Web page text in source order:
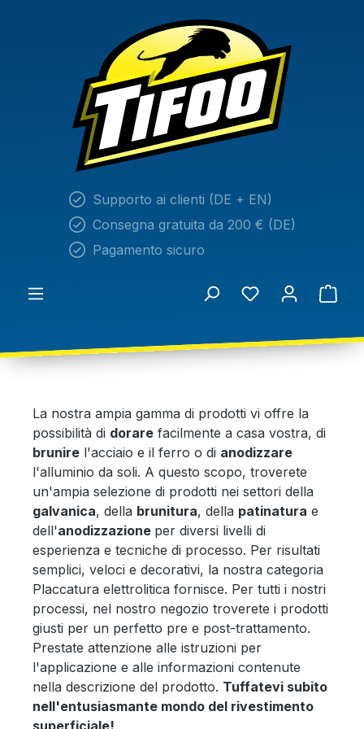
Supporto ai clienti (DE + EN)
Consegna gratuita da 200 € (DE)
Pagamento sicuro
La nostra ampia gamma di prodotti vi offre la
possibilità di dorare facilmente a casa vostra, di
brunire l'acciaio e il ferro o di anodizzare
l'alluminio da soli. A questo scopo, troverete
un'ampia selezione di prodotti nei settori della
galvanica, della brunitura, della patinatura e
dell'anodizzazione per diversi livelli di
esperienza e tecniche di processo. Per risultati
semplici, veloci e decorativi, la nostra categoria
Placcatura elettrolitica fornisce. Per tutti i nostri
processi, nel nostro negozio troverete i prodotti
giusti per un perfetto pre e post-trattamento.
Prestate attenzione alle istruzioni per
l'applicazione e alle informazioni contenute
nella descrizione del prodotto. Tuffatevi subito
nell'entusiasmante mondo del rivestimento
superficiale!